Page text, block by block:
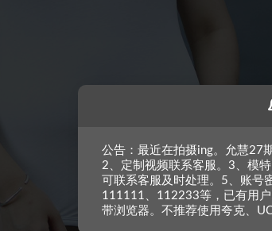
公告：最近在拍摄ing。允慧27
2、定制视频联系客服。3、模
可联系客服及时处理。5、账号
111111、112233等，已有用
带浏览器。不推荐使用夸克、